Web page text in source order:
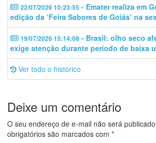
22/07/2026 10:23:55 - Emater realiza em
edição da ‘Feira Sabores de Goiás’ na
19/07/2026 15:14:08 - Brasil: olho seco
exige atenção durante período de baixa
Ver todo o histórico
Deixe um comentário
O seu endereço de e-mail não será
obrigatórios são marcados com *